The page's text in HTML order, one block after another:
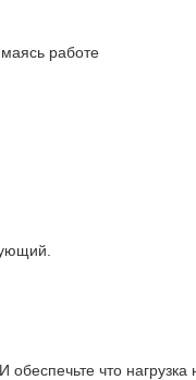
работе
что